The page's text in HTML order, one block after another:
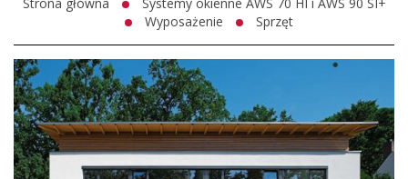
Wyposażenie
Sprzęt